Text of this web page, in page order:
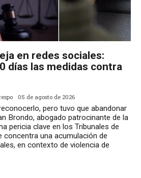
en redes sociales:
días las medidas contra
05 de agosto de 2026
pero tuvo que abandonar
Brondo, abogado patrocinante de la
pericia clave en los Tribunales de
concentra una acumulación de
en contexto de violencia de